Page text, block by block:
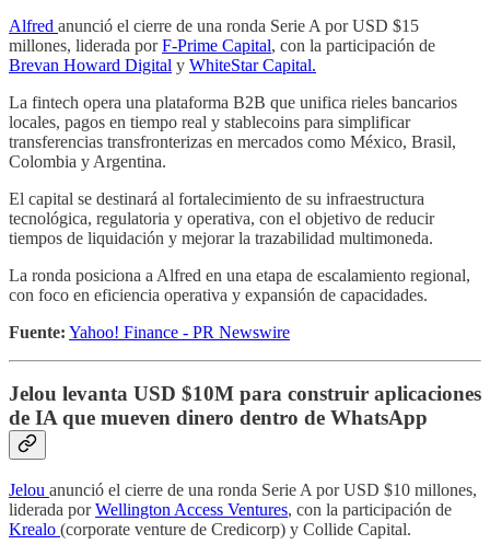
Alfred anunció el cierre de una ronda Serie A por USD $15
millones, liderada porF-Prime Capital, con la participación de
Brevan Howard Digital y WhiteStar Capital.
La fintech opera una plataforma B2B que unifica rieles bancarios
locales, pagos en tiempo real y stablecoins para simplificar
transferencias transfronterizas en mercados como México, Brasil,
Colombia y Argentina.
El capital se destinará al fortalecimiento de su infraestructura
tecnológica, regulatoria y operativa, con el objetivo de reducir
tiempos de liquidación y mejorar la trazabilidad multimoneda.
La ronda posiciona a Alfred en una etapa de escalamiento regional,
con foco en eficiencia operativa y expansión de capacidades.
Fuente: Yahoo! Finance - PR Newswire
Jelou levanta USD $10M para construir aplicaciones
de IA que mueven dinero dentro de WhatsApp
Jelou anunció el cierre de una ronda Serie A por USD $10 millones,
liderada porWellington Access Ventures, con la participación de
Krealo (corporate venture de Credicorp) y Collide Capital.